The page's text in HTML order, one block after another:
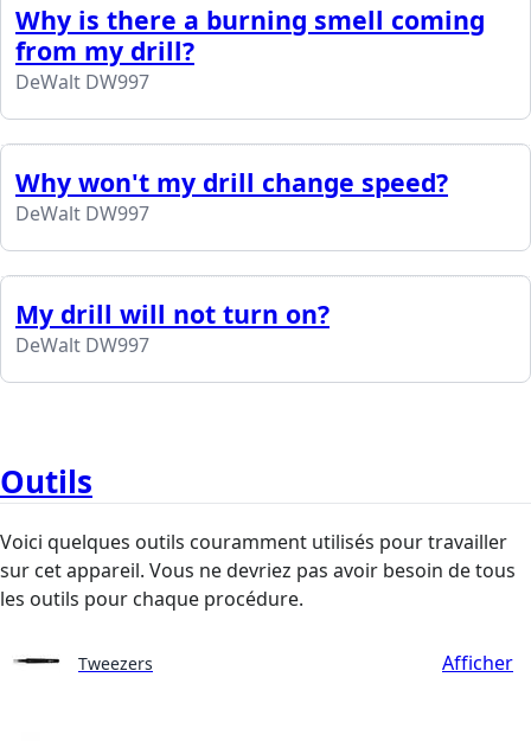
Why is there a burning smell coming
from my drill?
DeWalt DW997
Why won't my drill change speed?
DeWalt DW997
My drill will not turn on?
DeWalt DW997
Outils
Voici quelques outils couramment utilisés pour travailler
sur cet appareil. Vous ne devriez pas avoir besoin de tous
les outils pour chaque procédure.
Tweezers Afficher